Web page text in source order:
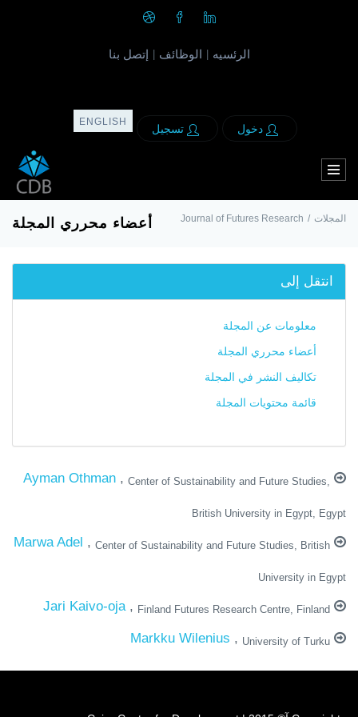
الرئسيه الوظائف إتصل بنا
دخول تسجيل
ENGLISH
أعضاء محرري المجلة المجلات /
Journal of Futures Research
انتقل إلى
معلومات عن المجلة
أعضاء محرري المجلة
تكاليف النشر في المجلة
قائمة محتويات المجلة
Ayman Othman , Center of Sustainability and Future Studies,
British University in Egypt, Egypt
Marwa Adel , Center of Sustainability and Future Studies, British
University in Egypt
Jari Kaivo-oja , Finland Futures Research Centre, Finland
Markku Wilenius , University of Turku